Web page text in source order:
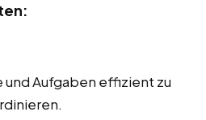
und Aufgaben effizient zu